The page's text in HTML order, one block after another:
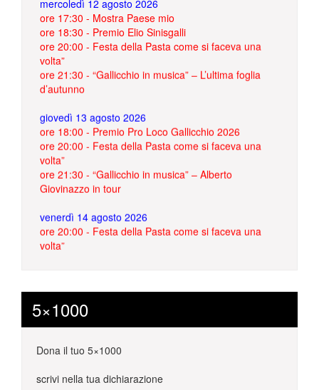
ore 17:30 - Mostra Paese mio
ore 18:30 - Premio Elio Sinisgalli
ore 20:00 - Festa della Pasta come si faceva una
volta”
ore 21:30 - “Gallicchio in musica” – L’ultima foglia
d’autunno
ore 18:00 - Premio Pro Loco Gallicchio 2026
ore 20:00 - Festa della Pasta come si faceva una
volta”
ore 21:30 - “Gallicchio in musica” – Alberto
Giovinazzo in tour
ore 20:00 - Festa della Pasta come si faceva una
volta”
ore 21:30 - “Gallicchio in musica” I musici in folk
5×1000
Dona il tuo 5×1000
scrivi nella tua dichiarazione